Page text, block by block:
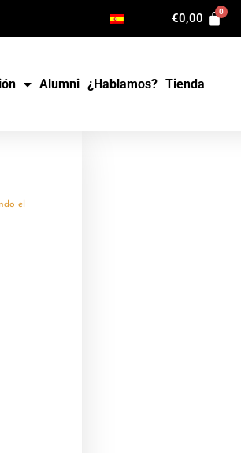
€0,00
Alumni ¿Hablamos? Tienda
el